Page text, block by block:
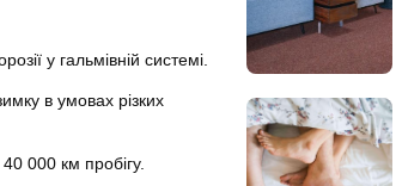
у гальмівній системі.
в умовах різких
000 км пробігу.